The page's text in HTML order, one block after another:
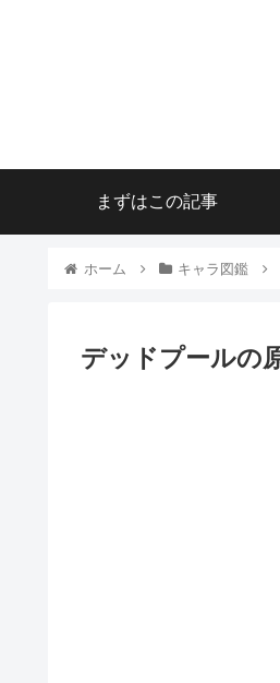
まずはこの記事
ホーム キャラ図鑑
デッドプールの